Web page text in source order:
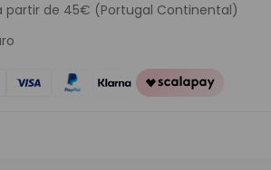
partir de 45€ (Portugal Continental)